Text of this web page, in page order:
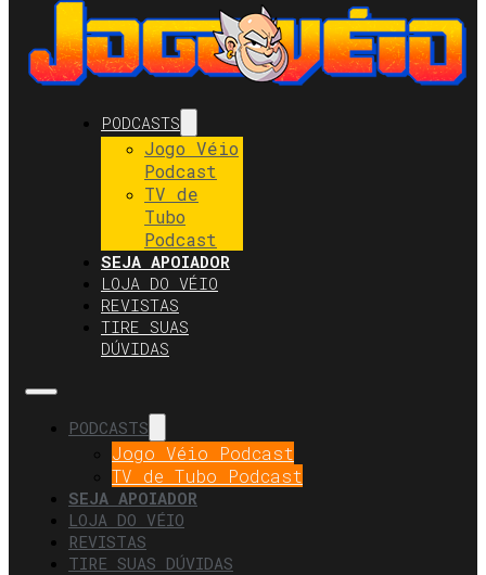
PODCASTS
Jogo Véio
Podcast
TV de
Tubo
Podcast
SEJA APOIADOR
LOJA DO VÉIO
REVISTAS
TIRE SUAS
DÚVIDAS
PODCASTS
Jogo Véio Podcast
TV de Tubo Podcast
SEJA APOIADOR
LOJA DO VÉIO
REVISTAS
TIRE SUAS DÚVIDAS